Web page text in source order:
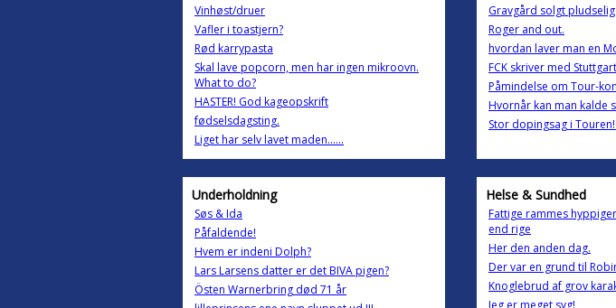
Vinhøst/druer
Vafler i toastjern?
Rød karrypasta
Skal lave popcorn, men har ingen mikroovn.
What to do?
HASTER! God kageopskrift
fødselsdagsting.
Liget har selv lavet maden......
Gravgård solgt pludselig
Roger and out.
hvordan laver man en
FCK skriver med
Påmindelse om Tour-
Hvornår kan man kalde
Stor dopingsag i
Underholdning
Søs & Ida
Påfaldende!
Hvem er indeni Dolph?
Lars Larsens datter er det BIVA pigen?
Östen Warnerbring død 71 år
Helse & Sundhed
Fattige rammes
end rige
Her den anden dag.
Der var en grund til
Knoglebrud af grov
Jeg er meget syg!